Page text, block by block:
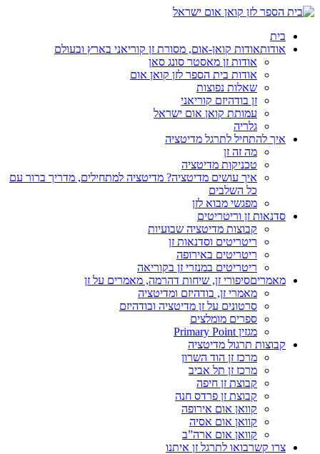
בית
אודותאודות קואן-אום, מסורת זן קוריאני בארץ ובעולם
אודות זן מאסטר סונג סאן
אודות בית הספר לזן קואן אום
שאלות נפוצות
זן בודהיזם קוריאני
עמותת קואן אום ישראל
גלריה
איך להתחיל לתרגל מדיטציה
מה זה זן
טכניקות מדיטציה
איך עושים מדיטציה? מדיטציה למתחילים, מדריך ברור עם
כל השלבים
מפגשי מבוא לזן
סדנאות זן וריטריטים
קבוצות מדיטציה שבועיות
ריטריטים וסדנאות זן
ריטריטים באירופה
ריטריטים במנזרי זן בקוריאה
מאמריםסיפורי זן, שיחות דהרמה, מאמרים על זן
מאמרי זן, בודהיזם ומדיטציה
סרטונים על זן מדיטציה ובודהיזם
ספרים מומלצים
מגזין Primary Point
קבוצות תרגול מדיטציה
מרכז זן הוד השרון
מרכז זן תל אביב
קבוצת זן חיפה
קבוצת זן פרדס חנה
קוואן אום אירופה
קוואן אום אסיה
קוואן אום ארה”ב
צרו קשרבואו לתרגל זן איתנו